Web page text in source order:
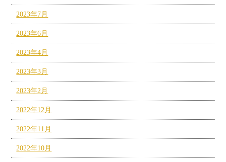
2023年7月
2023年6月
2023年4月
2023年3月
2023年2月
2022年12月
2022年11月
2022年10月